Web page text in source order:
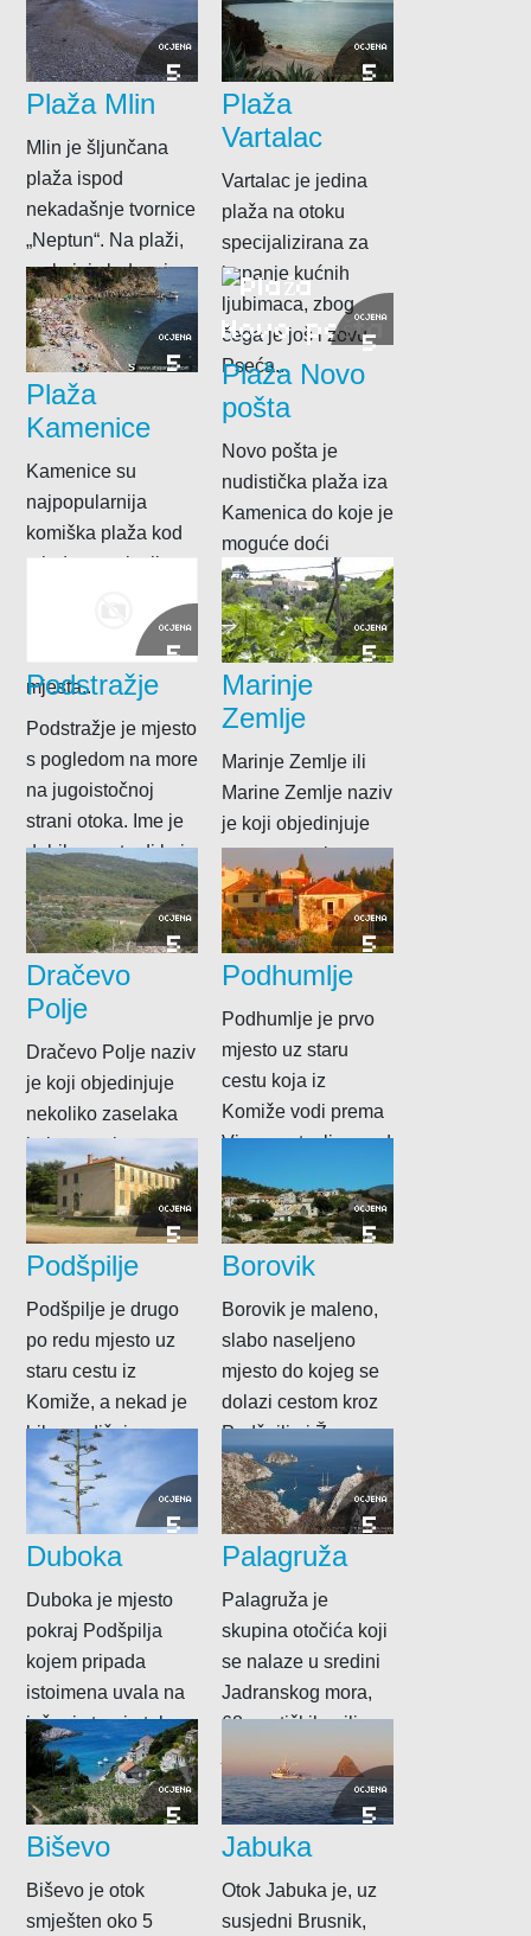
danas ponešto
iskvarena jer...
OCJENA
5
Plaža Mlin
Mlin je šljunčana
plaža ispod
nekadašnje tvornice
„Neptun“. Na plaži,
na kojoj vlada mirna
i intimna atmosfera,
postoji...
OCJENA
5
Plaža
Vartalac
Vartalac je jedina
plaža na otoku
specijalizirana za
kupanje kućnih
ljubimaca, zbog
čega je još i zovu
Pseća...
OCJENA
5
Plaža
Kamenice
Kamenice su
najpopularnija
komiška plaža kod
mlađe populacije.
šljunčana plaža na
samom izlazu iz
mjesta...
OCJENA
5
Plaža Novo
pošta
Novo pošta je
nudistička plaža iza
Kamenica do koje je
moguće doći
brodicom ili pješice
kroz šumu iznad...
OCJENA
5
Podstražje
Podstražje je mjesto
s pogledom na more
na jugoistočnoj
strani otoka. Ime je
dobilo po utvrdi koja
je...
OCJENA
5
Marinje
Zemlje
Marinje Zemlje ili
Marine Zemlje naziv
je koji objedinjuje
osam zaseoka za
koje treba skrenuti
sa stare ceste...
OCJENA
5
Dračevo
Polje
Dračevo Polje naziv
je koji objedinjuje
nekoliko zaselaka
koja se nalaze na
polovici stare ceste
Vis – Komiža,...
OCJENA
5
Podhumlje
Podhumlje je prvo
mjesto uz staru
cestu koja iz
Komiže vodi prema
Visu, sastavljeno od
nekoliko raštrkanih
zaselaka....
OCJENA
5
Podšpilje
Podšpilje je drugo
po redu mjesto uz
staru cestu iz
Komiže, a nekad je
bilo središnje
mjesto ovog...
OCJENA
5
Borovik
Borovik je maleno,
slabo naseljeno
mjesto do kojeg se
dolazi cestom kroz
Podšpilje i Ženu
Glavu. U mjestu...
OCJENA
5
Duboka
Duboka je mjesto
pokraj Podšpilja
kojem pripada
istoimena uvala na
južnoj strani otoka.
To je maleno mjesto
u...
OCJENA
5
Palagruža
Palagruža je
skupina otočića koji
se nalaze u sredini
Jadranskog mora,
68 nautičkih milja
južno od Splita i...
OCJENA
5
Biševo
Biševo je otok
smješten oko 5
OCJENA
5
Jabuka
Otok Jabuka je, uz
susjedni Brusnik,